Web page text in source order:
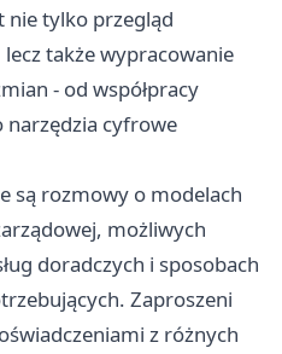
nie tylko przegląd
także wypracowanie
- od współpracy
cyfrowe
są rozmowy o modelach
możliwych
doradczych i sposobach
Zaproszeni
z różnych